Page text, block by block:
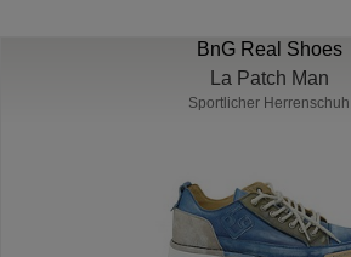
BnG Real Shoes
La Patch Man
Sportlicher Herrenschuh